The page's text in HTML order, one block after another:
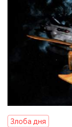
Злоба дня